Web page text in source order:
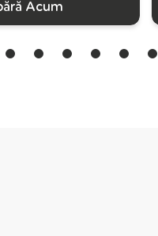
Acum